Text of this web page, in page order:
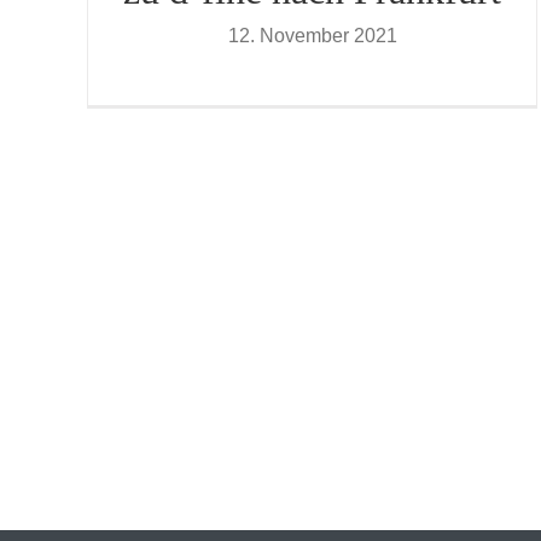
12. November 2021